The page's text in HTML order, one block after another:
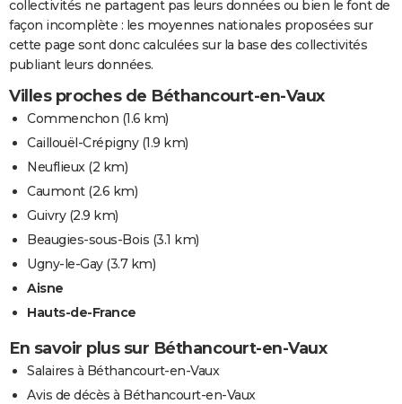
collectivités ne partagent pas leurs données ou bien le font de
façon incomplète : les moyennes nationales proposées sur
cette page sont donc calculées sur la base des collectivités
publiant leurs données.
Villes proches de Béthancourt-en-Vaux
Commenchon (1.6 km)
Caillouël-Crépigny(1.9 km)
Neuflieux(2 km)
Caumont(2.6 km)
Guivry(2.9 km)
Beaugies-sous-Bois (3.1 km)
Ugny-le-Gay(3.7 km)
Aisne
Hauts-de-France
En savoir plus sur Béthancourt-en-Vaux
Salaires à Béthancourt-en-Vaux
Avis de décès à Béthancourt-en-Vaux